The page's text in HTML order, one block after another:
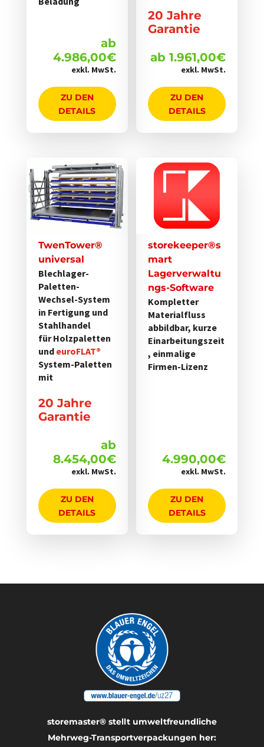
ab
4.986,00€
exkl. MwSt.
ZU DEN
DETAILS
der
werden
20 Jahre
Garantie
ab1.961,00€
exkl. MwSt.
ZU DEN
DETAILS
Produktseite
werden
TwenTower®
universal
Blechlager-
Paletten-
Wechsel-System
in Fertigung und
Stahlhandel
für Holzpaletten
und euroFLAT®
System-Paletten
mit
20 Jahre
Garantie
ab
8.454,00€
exkl. MwSt.
ZU DEN
DETAILS
Produkt
weist
mehrere
auf.
Optionen
können
der
Produktseite
gewählt
werden
storekeeper®s
mart
Lagerverwaltu
ngs-Software
Kompletter
Materialfluss
abbildbar, kurze
Einarbeitungszeit
, einmalige
Firmen-Lizenz
4.990,00€
exkl. MwSt.
ZU DEN
DETAILS
storemaster® stellt umwelt­freundliche
Mehrweg-Transport­verpackungen her: